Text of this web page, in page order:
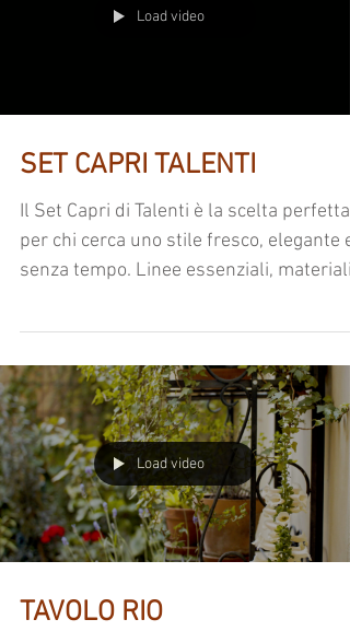
Load video
SET CAPRI TALENTI
Il Set Capri di Talenti è la scelta perfetta
per chi cerca uno stile fresco, elegante e
senza tempo. Linee essenziali, materiali
con carattere ogni spazio outdoor. Scopri
firmato Talenti.
Load video
TAVOLO RIO